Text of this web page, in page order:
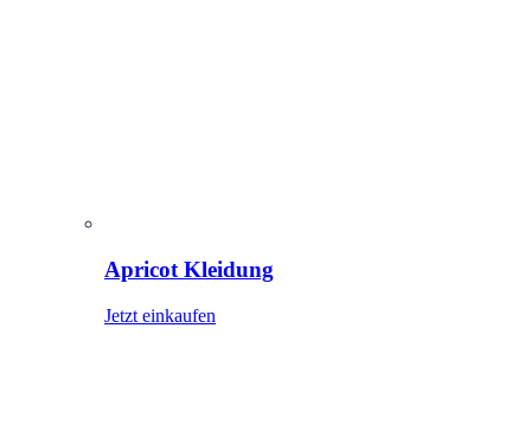
Apricot Kleidung
Jetzt einkaufen